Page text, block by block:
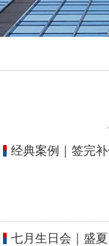
经典案例｜签完
七月生日会｜盛